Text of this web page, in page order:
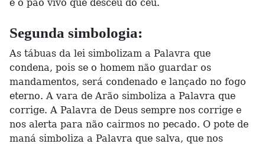
é o pão vivo que desceu do céu.
Segunda simbologia:
As tábuas da lei simbolizam a Palavra que
condena, pois se o homem não guardar os
mandamentos, será condenado e lançado no fogo
eterno. A vara de Arão simboliza a Palavra que
corrige. A Palavra de Deus sempre nos corrige e
nos alerta para não cairmos no pecado. O pote de
maná simboliza a Palavra que salva, que nos